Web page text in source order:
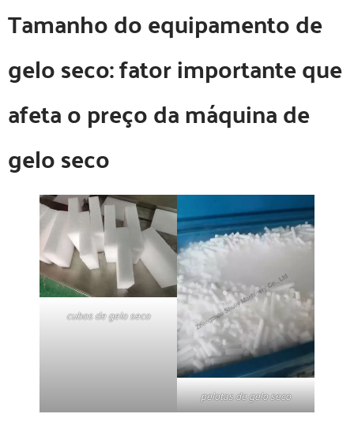
Tamanho do equipamento de
gelo seco: fator importante que
afeta o preço da máquina de
gelo seco
cubos de gelo seco
pelotas de gelo seco